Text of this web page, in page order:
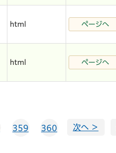
html ページへ
html ページへ
359 360 次へ ＞